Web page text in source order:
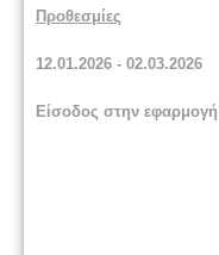
Προθεσμίες
12.01.2026 - 02.03.2026
Είσοδος στην